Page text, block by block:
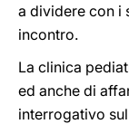
a dividere con i
incontro.
La clinica
ed anche di
interrogativo